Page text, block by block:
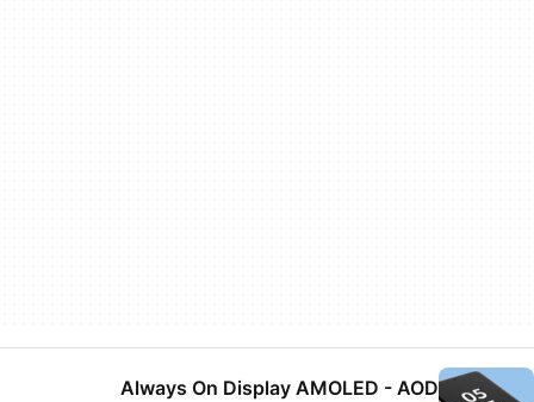
Always On Display AMOLED - AOD